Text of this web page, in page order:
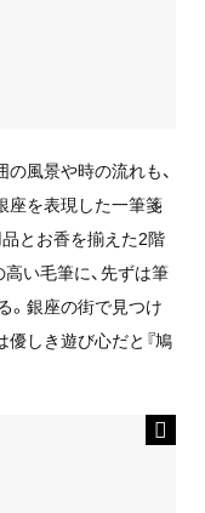
風景や時の流れも、
座を表現した一筆箋
とお香を揃えた2階
い毛筆に、先ずは筆
。銀座の街で見つけ
しき遊び心だと『鳩